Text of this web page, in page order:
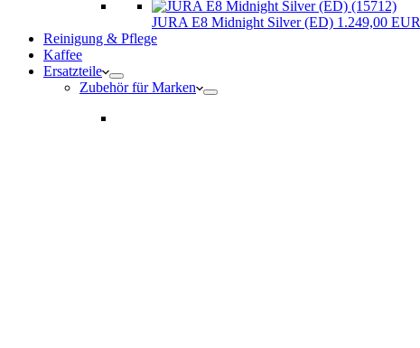
JURA E8 Midnight Silver (ED) 1.249,00 EUR
Reinigung & Pflege
Kaffee
Ersatzteile
Zubehör für Marken